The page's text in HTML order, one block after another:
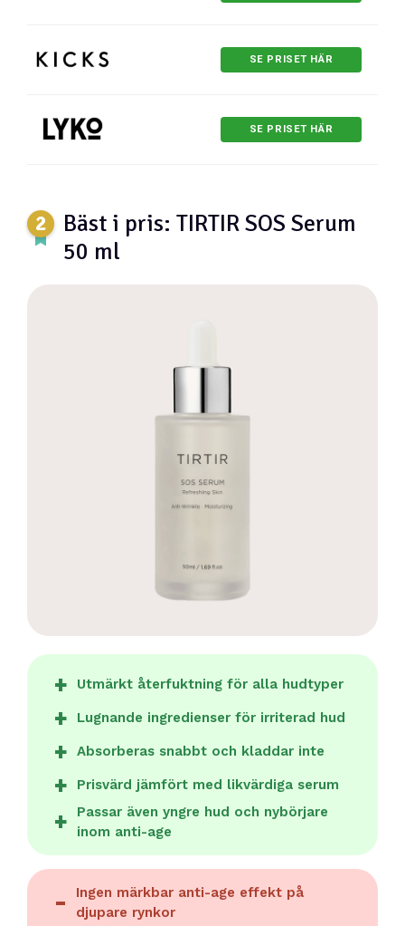
SE PRISET HÄR
SE PRISET HÄR
Bäst i pris: TIRTIR SOS Serum
50 ml
Utmärkt återfuktning för alla hudtyper
Lugnande ingredienser för irriterad hud
Absorberas snabbt och kladdar inte
Prisvärd jämfört med likvärdiga serum
Passar även yngre hud och nybörjare
inom anti-age
Ingen märkbar anti-age effekt på
djupare rynkor